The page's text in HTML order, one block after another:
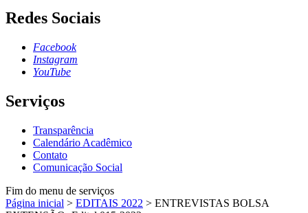
Redes Sociais
Facebook
Instagram
YouTube
Serviços
Transparência
Calendário Acadêmico
Contato
Comunicação Social
Fim do menu de serviços
Página inicial > EDITAIS 2022 > ENTREVISTAS BOLSA